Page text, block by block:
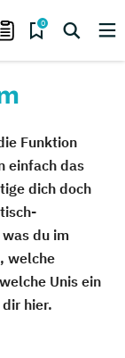
0
Funktion
einfach das
dich doch
du im
welche
Unis ein
hier.